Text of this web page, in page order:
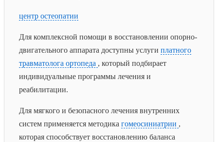
центр остеопатии
Для комплексной помощи в восстановлении опорно-
двигательного аппарата доступны услуги платного
травматолога ортопеда , который подбирает
индивидуальные программы лечения и
реабилитации.
Для мягкого и безопасного лечения внутренних
систем применяется методика гомеосиниатрии ,
которая способствует восстановлению баланса